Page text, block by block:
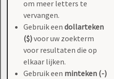
om meer letters te
vervangen.
Gebruik een dollarteken
($)voor uw zoekterm
voor resultaten die op
elkaar lijken.
Gebruik een minteken (-)